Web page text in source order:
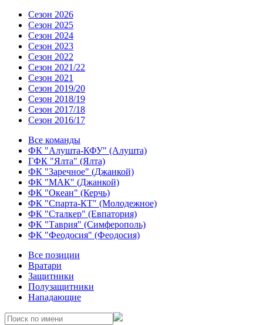
Сезон 2026
Сезон 2025
Сезон 2024
Сезон 2023
Сезон 2022
Сезон 2021/22
Сезон 2021
Сезон 2019/20
Сезон 2018/19
Сезон 2017/18
Сезон 2016/17
Все команды
ФК "Алушта-КФУ" (Алушта)
ГФК "Ялта" (Ялта)
ФК "Заречное" (Джанкой)
ФК "МАК" (Джанкой)
ФК "Океан" (Керчь)
ФК "Спарта-КТ" (Молодежное)
ФК "Сталкер" (Евпатория)
ФК "Таврия" (Симферополь)
ФК "Феодосия" (Феодосия)
Все позиции
Вратари
Защитники
Полузащитники
Нападающие